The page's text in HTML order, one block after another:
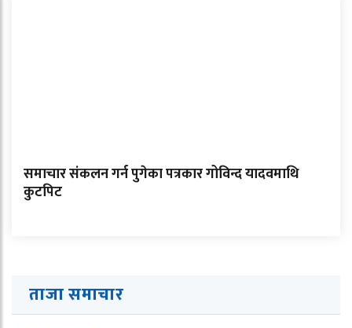
समाचार संकलन गर्न पुगेका पत्रकार गोविन्द यादवमाथि
कुटपिट
ताजा समाचार